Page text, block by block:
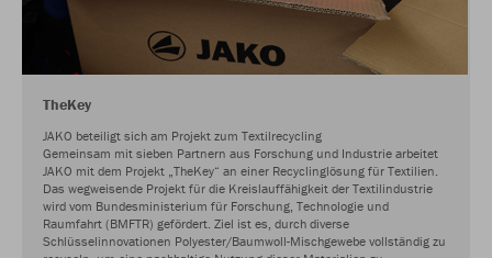
TheKey
JAKO beteiligt sich am Projekt zum Textilrecycling
Gemeinsam mit sieben Partnern aus Forschung und Industrie arbeitet
JAKO mit dem Projekt „TheKey“ an einer Recyclinglösung für Textilien.
Das wegweisende Projekt für die Kreislauffähigkeit der Textilindustrie
wird vom Bundesministerium für Forschung, Technologie und
Raumfahrt (BMFTR) gefördert. Ziel ist es, durch diverse
Schlüsselinnovationen Polyester/Baumwoll-Mischgewebe vollständig zu